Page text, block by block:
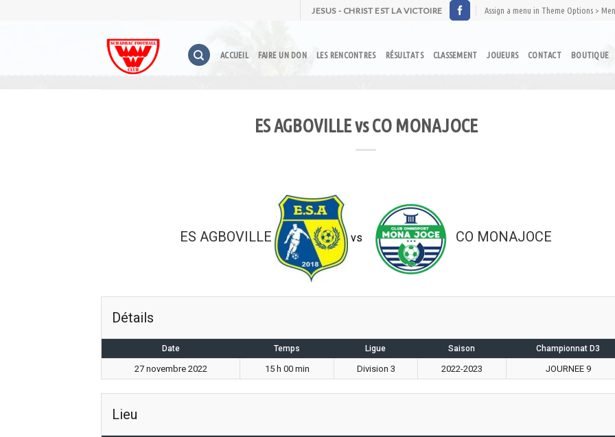
JESUS - CHRIST EST LA VICTOIRE Assign a menu in Theme Options >
ACCUEIL FAIRE UN DON LES RENCONTRES RÉSULTATS CLASSEMENT JOUEURS CONTACT BOUTIQUE
ES AGBOVILLE vs CO MONAJOCE
ES AGBOVILLE vs CO MONAJOCE
Détails
Date Temps Ligue Saison Championnat D3
27 novembre 2022 15 h 00 min Division 3 2022-2023 JOURNEE 9
Lieu